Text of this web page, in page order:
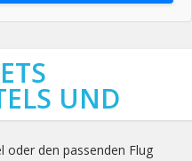
UND
oder den passenden Flug